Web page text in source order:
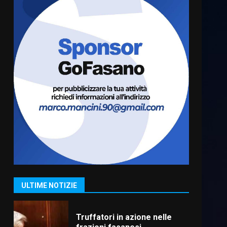
ULTIME NOTIZIE
Luca Fanigliulo è il nuovo
Presidente del Rotaract Club
Fasano
2 Agosto 2026 12:17
7
Il Premio Internazionale
Fajano torna a Savelletri
2 Agosto 2026 06:05
1
Serie D, l’Us Fasano è
escluso dal campionato
5 Agosto 2026 17:30
Truffatori in azione nelle